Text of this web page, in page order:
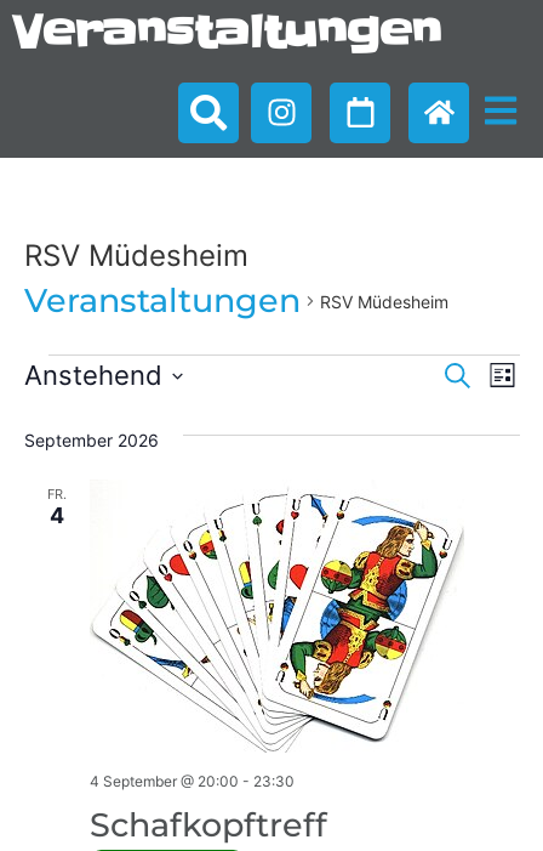
Veranstaltungen
RSV Müdesheim
Veranstaltungen RSV Müdesheim
SucheListe
Anstehend
September 2026
FR.
4
Schafkopftreff
4 September @ 20:00 - 23:30